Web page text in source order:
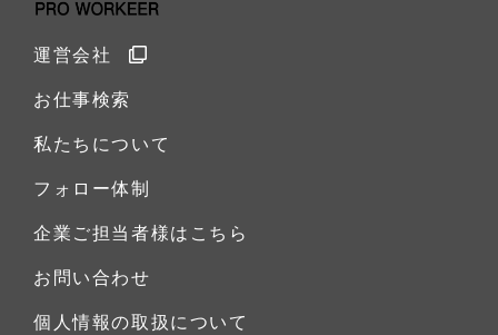
運営会社
お仕事検索
私たちについて
フォロー体制
企業ご担当者様はこちら
お問い合わせ
個人情報の取扱について